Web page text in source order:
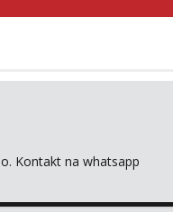
Kontakt na whatsapp